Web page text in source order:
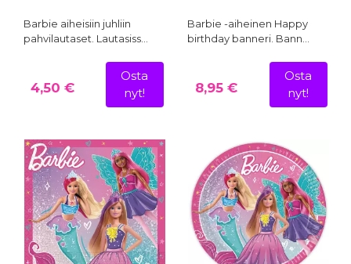
Barbie aiheisiin juhliin
pahvilautaset. Lautasiss…
4,50 €
Osta
nyt!
Barbie -aiheinen Happy
birthday banneri. Bann…
8,95 €
Osta
nyt!